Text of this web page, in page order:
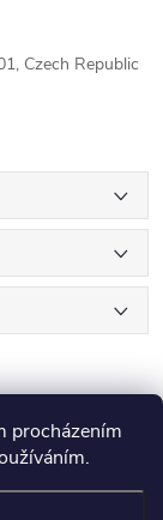
procházením
Czech Republic